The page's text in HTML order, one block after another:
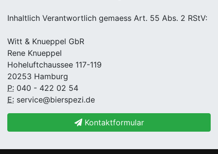
Inhaltlich Verantwortlich gemaess Art. 55 Abs. 2 RStV:
Witt & Knueppel GbR
Rene Knueppel
Hoheluftchaussee 117-119
20253 Hamburg
P: 040 - 422 02 54
E: service@bierspezi.de
Kontaktformular